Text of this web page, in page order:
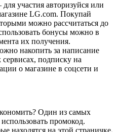
участия авторизуйся или
LG.com. Покупай
можно рассчитаться до
бонусы можно в
их получения.
накопить за написание
подписку на
о магазине в соцсети и
Один из самых
промокод.
находятся на этой страничке.